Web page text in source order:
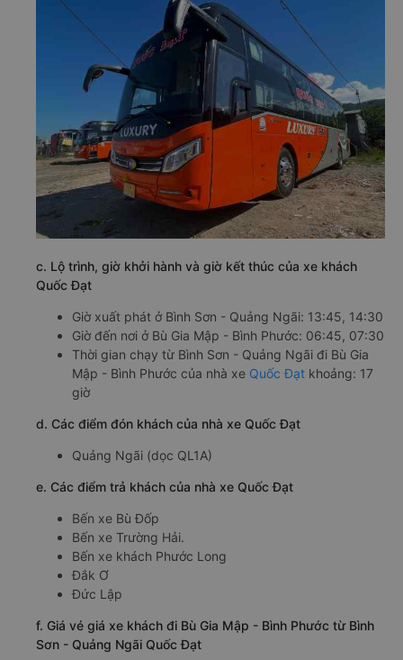
c. Lộ trình, giờ khởi hành và giờ kết thúc của xe khách
Quốc Đạt
Giờ xuất phát ở Bình Sơn - Quảng Ngãi: 13:45, 14:30
Giờ đến nơi ở Bù Gia Mập - Bình Phước: 06:45, 07:30
Thời gian chạy từ Bình Sơn - Quảng Ngãi đi Bù Gia
Mập - Bình Phước của nhà xe Quốc Đạt khoảng: 17
giờ
d. Các điểm đón khách của nhà xe Quốc Đạt
Quảng Ngãi (dọc QL1A)
e. Các điểm trả khách của nhà xe Quốc Đạt
Bến xe Bù Đốp
Bến xe Trường Hải.
Bến xe khách Phước Long
Đắk Ơ
Đức Lập
f. Giá vé giá xe khách đi Bù Gia Mập - Bình Phước từ Bình
Sơn - Quảng Ngãi Quốc Đạt